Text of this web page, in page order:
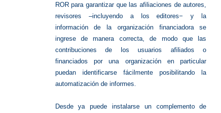
ROR para garantizar que las afiliaciones de autores,
revisores ‒incluyendo a los editores− y la
información de la organización financiadora se
ingrese de manera correcta, de modo que las
contribuciones de los usuarios afiliados o
financiados por una organización en particular
puedan identificarse fácilmente posibilitando la
automatización de informes.
Desde ya puede instalarse un complemento de